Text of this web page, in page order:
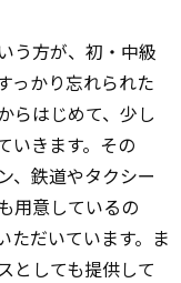
う方が、初・中級
っかり忘れられた
らはじめて、少し
いきます。その
、鉄道やタクシー
用意しているの
ただいています。ま
としても提供して